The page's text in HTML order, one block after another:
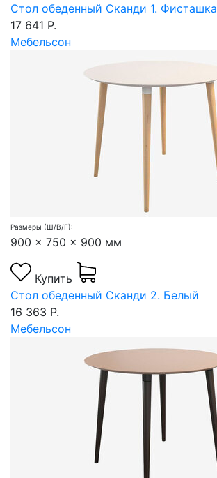
Стол обеденный Сканди 1. Фисташка
17 641 Р.
Мебельсон
Размеры (Ш/В/Г):
900 x 750 x 900 мм
Купить
Стол обеденный Сканди 2. Белый
16 363 Р.
Мебельсон